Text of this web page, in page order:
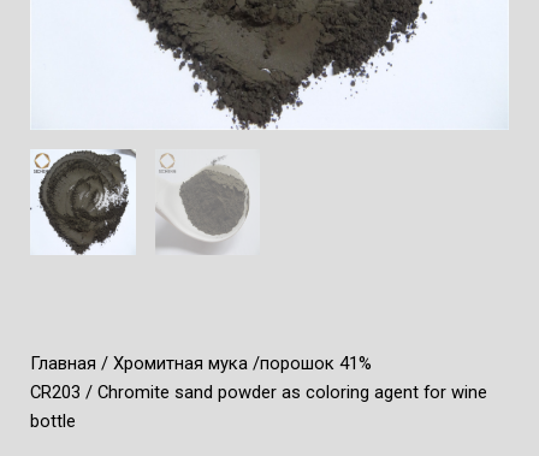
Главная / Хромитная мука /порошок 41%
CR203 / Chromite sand powder as coloring agent for wine
bottle